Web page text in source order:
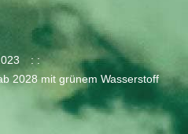
2028 mit grünem Wasserstoff